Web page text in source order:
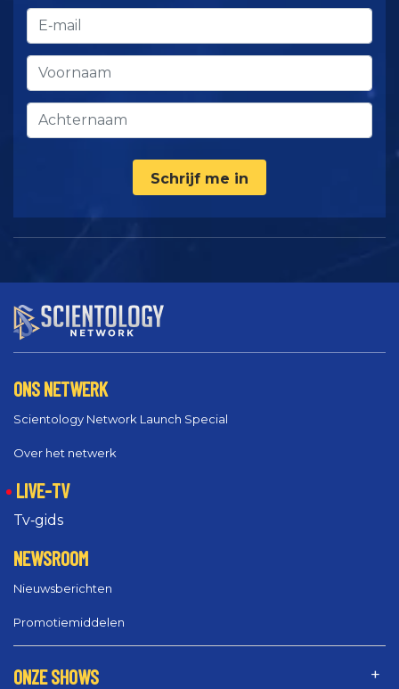
Schrijf me in
ONS NETWERK
Scientology Network Launch Special
Over het netwerk
LIVE-TV
Tv‑gids
NEWSROOM
Nieuwsberichten
Promotiemiddelen
ONZE SHOWS